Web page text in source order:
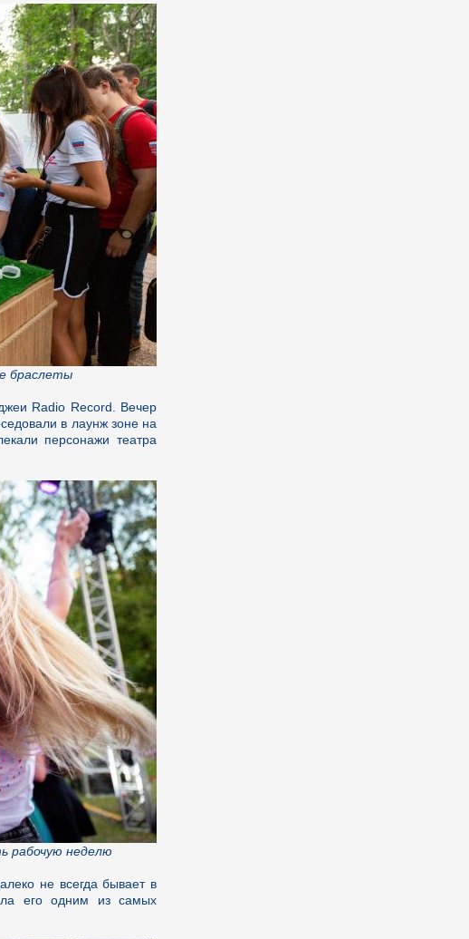
браслеты
Radio Record. Вечер
в лаунж зоне на
персонажи театра
рабочую неделю
не всегда бывает в
его одним из самых